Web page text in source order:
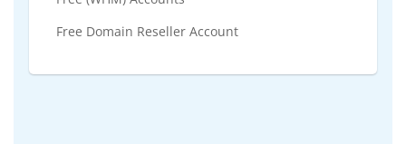
Free Domain Reseller Account